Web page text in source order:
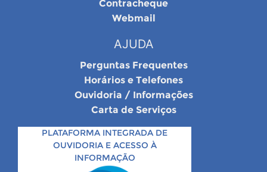
Contracheque
Webmail
AJUDA
Perguntas Frequentes
Horários e Telefones
Ouvidoria / Informações
Carta de Serviços
PLATAFORMA INTEGRADA DE
OUVIDORIA E ACESSO À
INFORMAÇÃO